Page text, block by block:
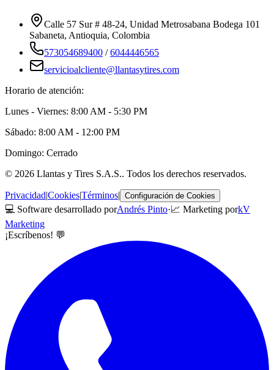
Calle 57 Sur # 48-24, Unidad Metrosabana Bodega 101
Sabaneta, Antioquia, Colombia
573054689400 /6044446565
servicioalcliente@llantasytires.com
Horario de atención:
Lunes - Viernes: 8:00 AM - 5:30 PM
Sábado: 8:00 AM - 12:00 PM
Domingo: Cerrado
© 2026 Llantas y Tires S.A.S.. Todos los derechos reservados.
Privacidad|Cookies|Términos| Configuración de Cookies
💻 Software desarrollado porAndrés Pinto·📈 Marketing porkV
Marketing
¡Escríbenos! 💬